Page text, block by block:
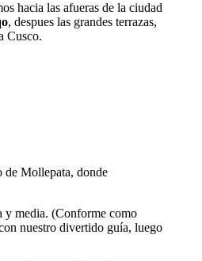
hacia las afueras de la ciudad
, despues las grandes terrazas,
Cusco.
de Mollepata, donde
y media. (Conforme como
nuestro divertido guía, luego